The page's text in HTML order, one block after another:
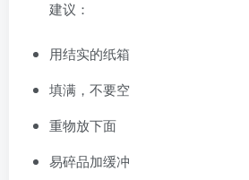
建议：
用结实的纸箱
填满，不要空
重物放下面
易碎品加缓冲